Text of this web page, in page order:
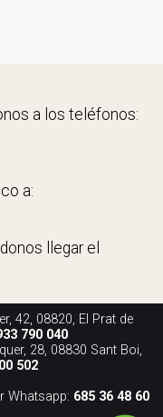
a los teléfonos:
a:
llegar el
42, 08820, El Prat de
790 040
28, 08830 Sant Boi,
502
Whatsapp: 685 36 48 60